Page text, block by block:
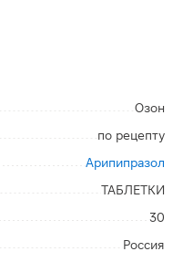
Озон
по рецепту
Арипипразол
ТАБЛЕТКИ
30
Россия